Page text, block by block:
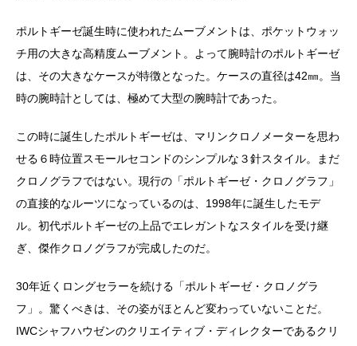
ポルトギーゼ誕生時に使われたムーブメントは、ポケットウォッ
チ用の大きな高精度ムーブメント。よって腕時計のポルトギーゼ
は、その大きなケースが特徴となった。ケースの直径は42㎜。当
時の腕時計としては、極めて大型の腕時計であった。
この時に誕生したポルトギーゼは、マリンクロノメーターを思わ
せる６時位置スモールセコンドのシンプルな３針スタイル。まだ
クロノグラフではない。現行の「ポルトギーゼ・クロノグラフ」
の直接的なルーツになっているのは、1998年に誕生したモデ
ル。初代ポルトギーゼの上品でエレガントなスタイルを受け継
ぎ、傑作クロノグラフが完成したのだ。
30年近くロングセラーを続ける「ポルトギーゼ・クロノグラ
フ」。驚くべきは、その姿がほとんど変わっていないことだ。
IWCシャフハウゼンのクリエイティブ・ディレクターであるクリ